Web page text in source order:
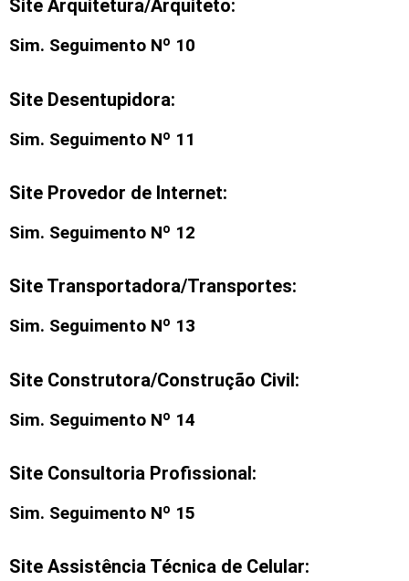
Site Arquitetura/Arquiteto:
Sim. Seguimento Nº 10
Site Desentupidora:
Sim. Seguimento Nº 11
Site Provedor de Internet:
Sim. Seguimento Nº 12
Site Transportadora/Transportes:
Sim. Seguimento Nº 13
Site Construtora/Construção Civil:
Sim. Seguimento Nº 14
Site Consultoria Profissional:
Sim. Seguimento Nº 15
Site Assistência Técnica de Celular: